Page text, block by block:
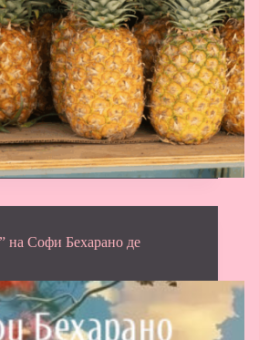
на Софи Бехарано де